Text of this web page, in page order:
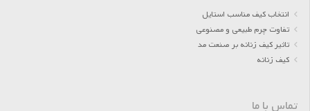
انتخاب کیف مناسب استایل
تفاوت چرم طبیعی و مصنوعی
تاثیر کیف زنانه بر صنعت مد
کیف زنانه
تماس با ما